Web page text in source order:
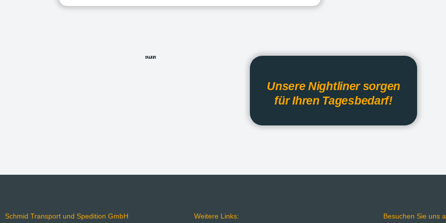
Unsere Nightliner sorgen
für Ihren Tagesbedarf!
Schmid Transport und Spedition GmbH Weitere Links: Besuchen Sie uns